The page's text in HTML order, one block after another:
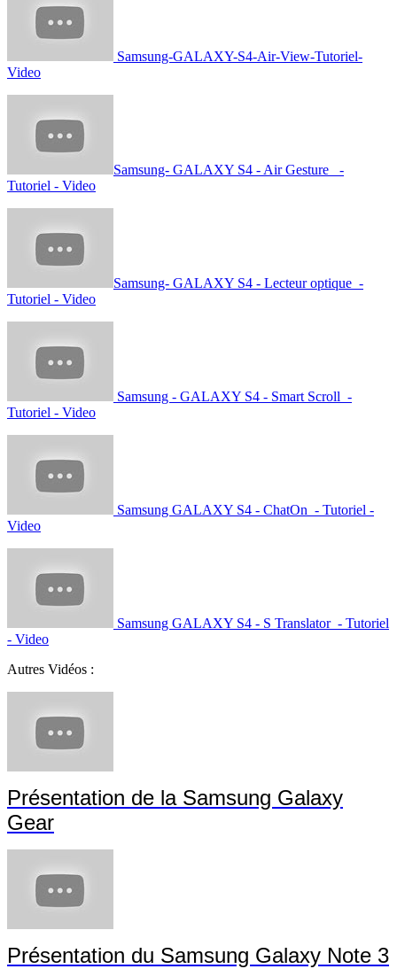
Samsung-GALAXY-S4-Air-View-Tutoriel-
Video
Samsung- GALAXY S4 - Air Gesture -
Tutoriel - Video
Samsung- GALAXY S4 - Lecteur optique -
Tutoriel - Video
Samsung - GALAXY S4 - Smart Scroll -
Tutoriel - Video
Samsung GALAXY S4 - ChatOn - Tutoriel -
Video
Samsung GALAXY S4 - S Translator - Tutoriel
- Video
Autres Vidéos :
Présentation de la Samsung Galaxy
Gear
Présentation du Samsung Galaxy Note 3